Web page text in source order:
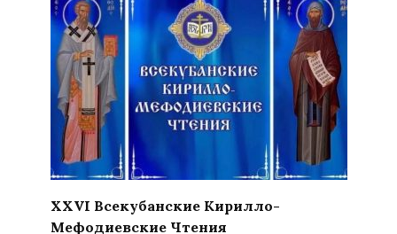
XXVI Всекубанские Кирилло-
Мефодиевские Чтения